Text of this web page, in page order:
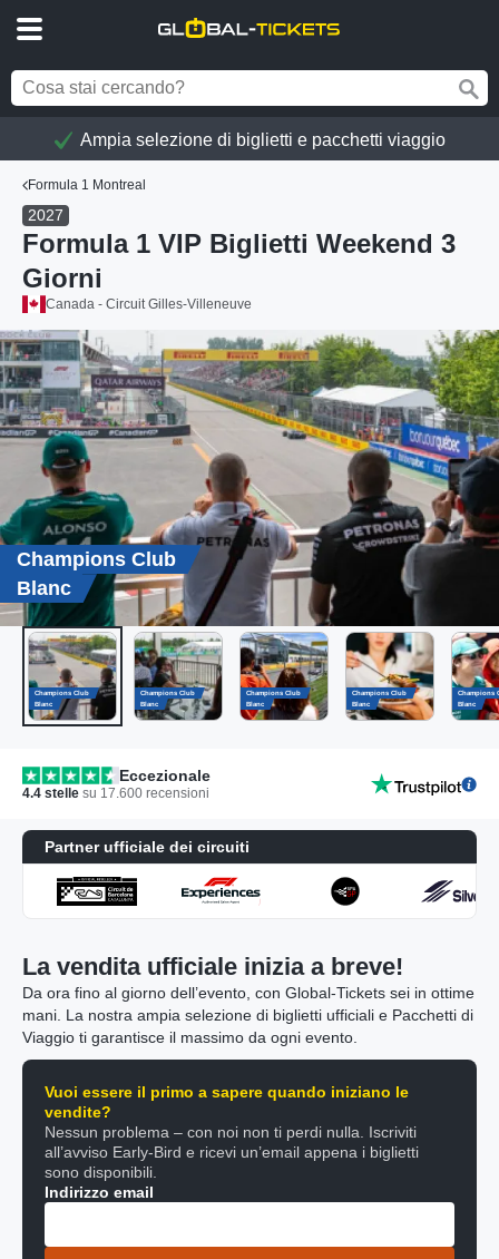
Ampia selezione di biglietti e pacchetti viaggio
Formula 1 Montreal
2027
Formula 1 VIP Biglietti Weekend 3
Giorni
Canada - Circuit Gilles-Villeneuve
Champions Club
Blanc
Champions Club
Blanc
Champions Club
Blanc
Champions Club
Blanc
Champions Club
Blanc
Champions
Blanc
Eccezionale
4.4 stelle su 17.600 recensioni
Partner ufficiale dei circuiti
La vendita ufficiale inizia a breve!
Da ora fino al giorno dell’evento, con Global-Tickets sei in ottime
mani. La nostra ampia selezione di biglietti ufficiali e Pacchetti di
Viaggio ti garantisce il massimo da ogni evento.
Vuoi essere il primo a sapere quando iniziano le
vendite?
Nessun problema – con noi non ti perdi nulla. Iscriviti
all’avviso Early-Bird e ricevi un’email appena i biglietti
sono disponibili.
Indirizzo email